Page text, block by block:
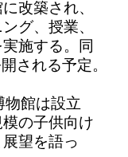
改築され、
グ、授業、
施する。同
される予定。
物館は設立
の子供向け
望を語っ